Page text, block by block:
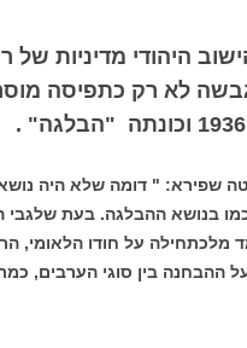
היהודי מדיניות של
לא רק כתפיסה
שפירא: " דומה שלא היה
בנושא ההבלגה. בעת שלגבי
מלכתחילה על חודו הלאומי,
ההבחנה בין סוגי הערבים,